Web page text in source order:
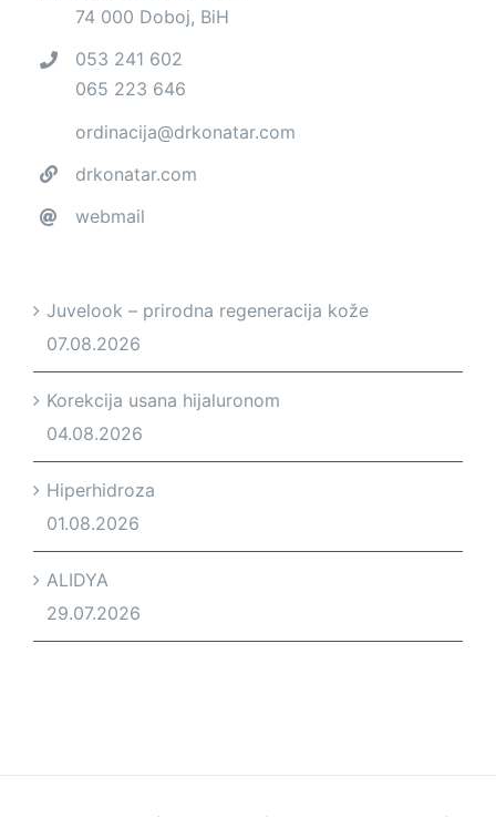
74 000 Doboj, BiH
053 241 602
065 223 646
ordinacija@drkonatar.com
drkonatar.com
webmail
Juvelook – prirodna regeneracija kože
07.08.2026
Korekcija usana hijaluronom
04.08.2026
Hiperhidroza
01.08.2026
ALIDYA
29.07.2026